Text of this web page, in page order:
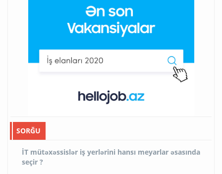
SORĞU
İT mütəxəssislər iş yerlərini hansı meyarlar əsasında
seçir ?